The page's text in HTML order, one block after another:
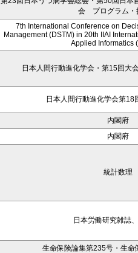
会 プログラム・
7th International Conference on
Management (DSTM) in 20th IIAI
Applied Informatics
日本人間行動進化学会・第15回大
日本人間行動進化学会第18
内閣府
内閣府
統計数理
日本労働研究雑誌
生命保険論集第235号・生命